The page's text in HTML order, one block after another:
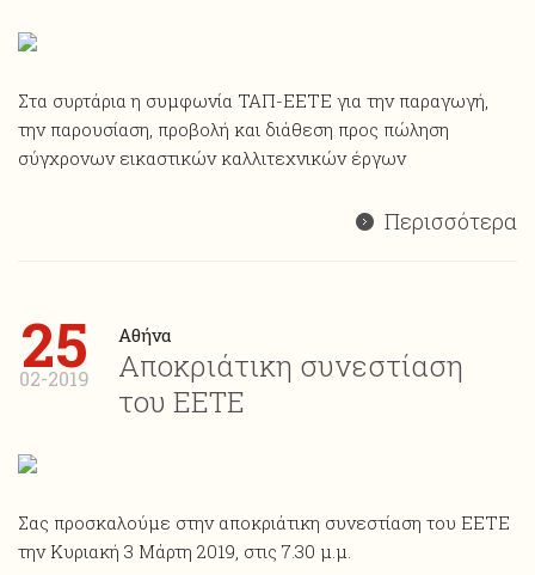
Στα συρτάρια η συμφωνία ΤΑΠ-ΕΕΤΕ για την παραγωγή,
την παρουσίαση, προβολή και διάθεση προς πώληση
σύγχρονων εικαστικών καλλιτεχνικών έργων
Περισσότερα
25
02-2019
Αθήνα
Αποκριάτικη συνεστίαση
του ΕΕΤΕ
Σας προσκαλούμε στην αποκριάτικη συνεστίαση του ΕΕΤΕ
την Κυριακή 3 Μάρτη 2019, στις 7.30 μ.μ.